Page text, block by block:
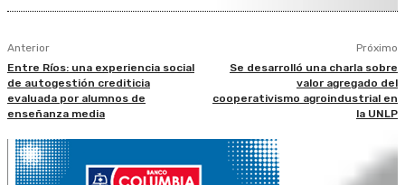
Anterior
Entre Ríos: una experiencia social
de autogestión crediticia
evaluada por alumnos de
enseñanza media
Próximo
Se desarrolló una charla sobre
valor agregado del
cooperativismo agroindustrial en
la UNLP